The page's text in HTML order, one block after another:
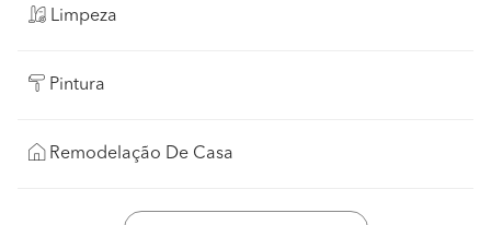
Limpeza
Pintura
Remodelação De Casa